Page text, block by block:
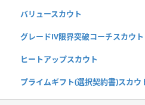
バリュースカウト
グレードⅣ限界突破コーチスカウト
ヒートアップスカウト
プライムギフト(選択契約書)スカウ